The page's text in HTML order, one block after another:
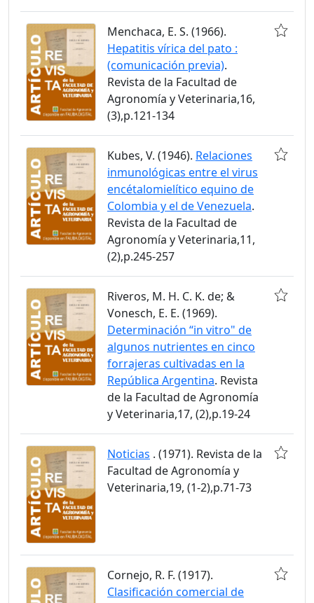
Menchaca, E. S. (1966).
Hepatitis vírica del pato :
(comunicación previa).
Revista de la Facultad de
Agronomía y Veterinaria,16,
(3),p.121-134
Kubes, V. (1946). Relaciones
inmunológicas entre el virus
encétalomielítico equino de
Colombia y el de Venezuela.
Revista de la Facultad de
Agronomía y Veterinaria,11,
(2),p.245-257
Riveros, M. H. C. K. de; &
Vonesch, E. E. (1969).
Determinación “in vitro" de
algunos nutrientes en cinco
forrajeras cultivadas en la
República Argentina. Revista
de la Facultad de Agronomía
y Veterinaria,17, (2),p.19-24
Noticias . (1971). Revista de la
Facultad de Agronomía y
Veterinaria,19, (1-2),p.71-73
Cornejo, R. F. (1917).
Clasificación comercial de